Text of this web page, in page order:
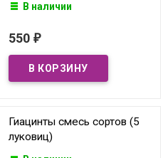
В наличии
550 ₽
Гиацинты смесь сортов (5
луковиц)